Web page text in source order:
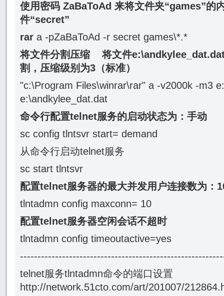
使用密码 ZaBaToAd 来将文件夹“games”的
件“secret”
rar a -pZaBaToAd -r secret games\*.*
将文件分割压缩
将文件
割，压缩级别为3（标准）
"c:\Program Files\winrar\rar" a -v2000k -m3
e:\andkylee_dat.dat
命令行配置telnet服务的启动状态为：手动
sc config tlntsvr start= demand
从命令行启动telnet服务
sc start tlntsvr
配置telnet服务器的最大并发用户连接数为：
tlntadmn config maxconn= 10
配置telnet服务器空闲会话不超时
tlntadmn config timeoutactive=yes
telnet服务tlntadmn命令的端口设置
http://network.51cto.com/art/201007/